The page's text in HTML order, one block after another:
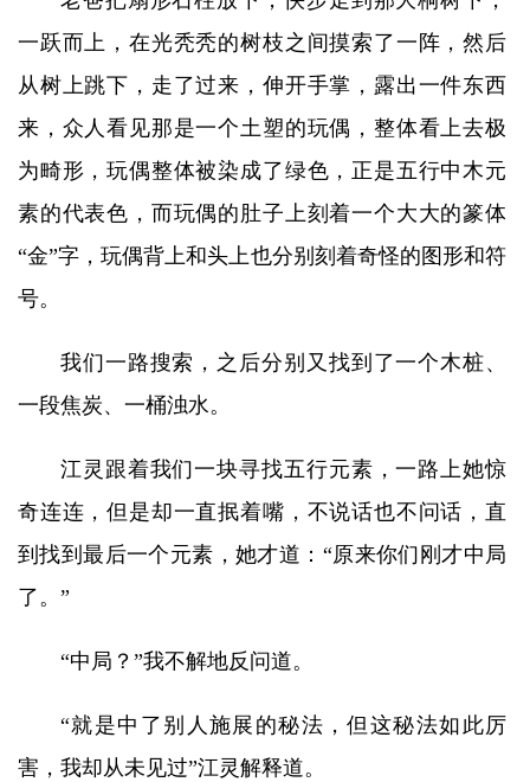
一跃而上，在光秃秃的树枝之间摸索了一阵，然后
从树上跳下，走了过来，伸开手掌，露出一件东西
来，众人看见那是一个土塑的玩偶，整体看上去极
为畸形，玩偶整体被染成了绿色，正是五行中木元
素的代表色，而玩偶的肚子上刻着一个大大的篆体
“金”字，玩偶背上和头上也分别刻着奇怪的图形和符
号。
我们一路搜索，之后分别又找到了一个木桩、
一段焦炭、一桶浊水。
江灵跟着我们一块寻找五行元素，一路上她惊
奇连连，但是却一直抿着嘴，不说话也不问话，直
到找到最后一个元素，她才道：“原来你们刚才中局
了。”
“中局？”我不解地反问道。
“就是中了别人施展的秘法，但这秘法如此厉
害，我却从未见过”江灵解释道。